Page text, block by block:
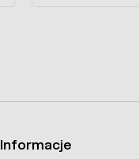
Informacje